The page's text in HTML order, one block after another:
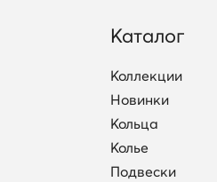
Каталог
Коллекции
Новинки
Кольца
Колье
Подвески